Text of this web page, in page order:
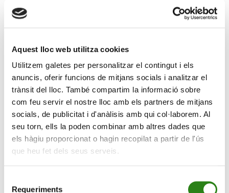
Aquest lloc web utilitza cookies
Utilitzem galetes per personalitzar el contingut i els
anuncis, oferir funcions de mitjans socials i analitzar el
trànsit del lloc. També compartim la informació sobre
com feu servir el nostre lloc amb els partners de mitjans
socials, de publicitat i d'anàlisis amb qui col·laborem. Al
seu torn, ells la poden combinar amb altres dades que
els hàgiu proporcionat o hagin recopilat a partir de l'ús
que heu fet dels seus serveis.
Requeriments
que els Bancs Centrals tinguin el preu dels diners
disparat respon a la voluntat de fer que la gent redueixi
necessari estimular l’economia, abaixen els tipus per fer
Si ho recordeu, fa uns mesos ja vaig escriure al voltant
del que significava la inflació i el que representa per a
les nostres butxaques. Al final, la conclusió que en vam
treure va ser que no només hem d’estalviar, sinó també
invertir. En el punt que ens trobem, crec que és
primordial que tinguem present tot això que he explicat,
perquè ens podem trobar en un tercer escenari, com us